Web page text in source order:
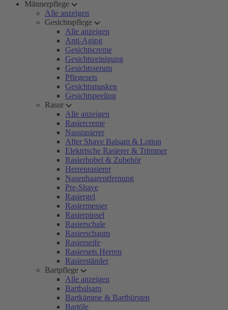
Männerpflege
Alle anzeigen
Gesichtspflege
Alle anzeigen
Anti-Aging
Gesichtscreme
Gesichtsreinigung
Gesichtsserum
Pflegesets
Gesichtsmasken
Gesichtspeeling
Rasur
Alle anzeigen
Rasiercreme
Nassrasierer
After Shave Balsam & Lotion
Elektrische Rasierer & Trimmer
Rasierhobel & Zubehör
Herrenrasierer
Nasenhaarentfernung
Pre-Shave
Rasiergel
Rasiermesser
Rasierpinsel
Rasierschale
Rasierschaum
Rasierseife
Rasiersets Herren
Rasierständer
Bartpflege
Alle anzeigen
Bartbalsam
Bartkämme & Bartbürsten
Bartöle